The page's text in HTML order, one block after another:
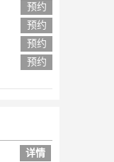
预约
预约
预约
预约
详情